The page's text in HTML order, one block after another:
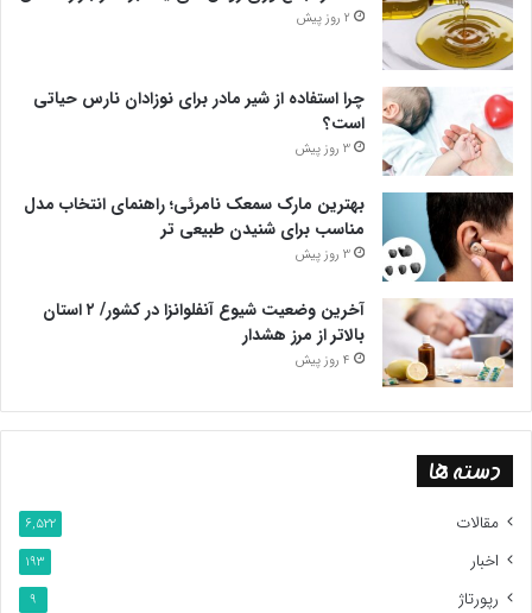
2 روز پیش
چرا استفاده از شیر مادر برای نوزادان نارس حیاتی
است؟
3 روز پیش
بهترین مارک سمعک نامرئی؛ راهنمای انتخاب مدل
مناسب برای شنیدن طبیعی تر
3 روز پیش
آخرین وضعیت شیوع آنفلوانزا در کشور/ ۲ استان
بالاتر از مرز هشدار
4 روز پیش
دسته ها
مقالات 6,522
اخبار 193
رپورتاژ 9